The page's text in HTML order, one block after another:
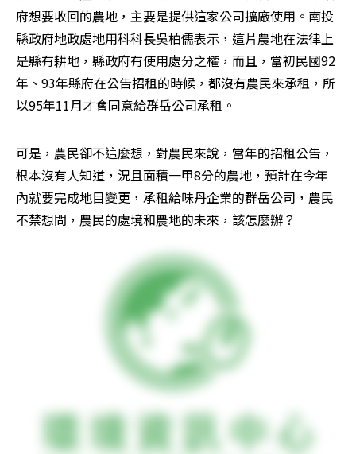
府想要收回的農地，主要是提供這家公司擴廠使用。南投
縣政府地政處地用科科長吳柏儒表示，這片農地在法律上
是縣有耕地，縣政府有使用處分之權，而且，當初民國92
年、93年縣府在公告招租的時候，都沒有農民來承租，所
以95年11月才會同意給群岳公司承租。
可是，農民卻不這麼想，對農民來說，當年的招租公告，
根本沒有人知道，況且面積一甲8分的農地，預計在今年
內就要完成地目變更，承租給味丹企業的群岳公司，農民
不禁想問，農民的處境和農地的未來，該怎麼辦？